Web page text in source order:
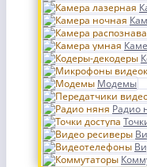
Модемы
Радио